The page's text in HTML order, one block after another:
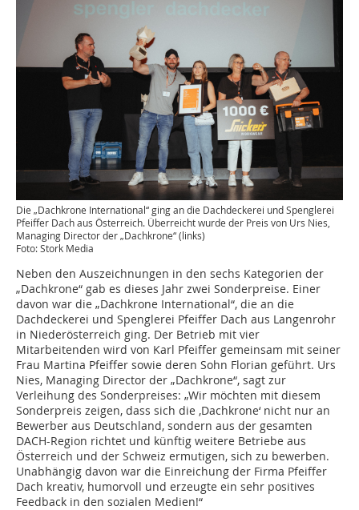
Die „Dachkrone International“ ging an die Dachdeckerei und Spenglerei
Pfeiffer Dach aus Österreich. Überreicht wurde der Preis von Urs Nies,
Managing Director der „Dachkrone“ (links)
Foto: Stork Media
Neben den Auszeichnungen in den sechs Kategorien der
„Dachkrone“ gab es dieses Jahr zwei Sonderpreise. Einer
davon war die „Dachkrone International“, die an die
Dachdeckerei und Spenglerei Pfeiffer Dach aus Langenrohr
in Niederösterreich ging. Der Betrieb mit vier
Mitarbeitenden wird von Karl Pfeiffer gemeinsam mit seiner
Frau Martina Pfeiffer sowie deren Sohn Florian geführt. Urs
Nies, Managing Director der „Dachkrone“, sagt zur
Verleihung des Sonderpreises: „Wir möchten mit diesem
Sonderpreis zeigen, dass sich die ‚Dachkrone‘ nicht nur an
Bewerber aus Deutschland, sondern aus der gesamten
DACH-Region richtet und künftig weitere Betriebe aus
Österreich und der Schweiz ermutigen, sich zu bewerben.
Unabhängig davon war die Einreichung der Firma Pfeiffer
Dach kreativ, humorvoll und erzeugte ein sehr positives
Feedback in den sozialen Medien!“